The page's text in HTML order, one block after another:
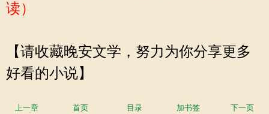
读）
【请收藏晚安文学，努力为你分享更多
好看的小说】
上一章 首页 目录 加书签 下一页